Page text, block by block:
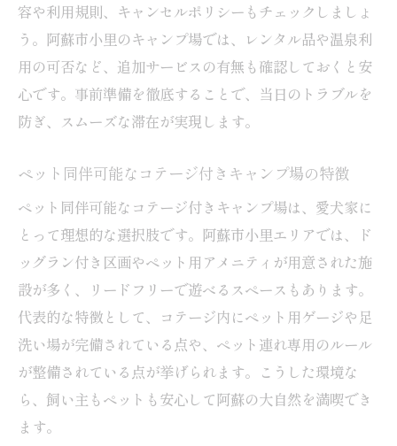
容や利用規則、キャンセルポリシーもチェックしましょ
う。阿蘇市小里のキャンプ場では、レンタル品や温泉利
用の可否など、追加サービスの有無も確認しておくと安
心です。事前準備を徹底することで、当日のトラブルを
防ぎ、スムーズな滞在が実現します。
ペット同伴可能なコテージ付きキャンプ場の特徴
ペット同伴可能なコテージ付きキャンプ場は、愛犬家に
とって理想的な選択肢です。阿蘇市小里エリアでは、ド
ッグラン付き区画やペット用アメニティが用意された施
設が多く、リードフリーで遊べるスペースもあります。
代表的な特徴として、コテージ内にペット用ゲージや足
洗い場が完備されている点や、ペット連れ専用のルール
が整備されている点が挙げられます。こうした環境な
ら、飼い主もペットも安心して阿蘇の大自然を満喫でき
ます。